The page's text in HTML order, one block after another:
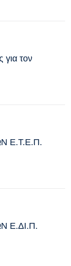
για τον
Ε.Τ.Ε.Π.
Ε.ΔΙ.Π.